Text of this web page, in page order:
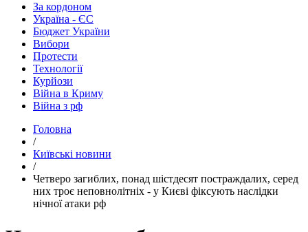
За кордоном
Україна - ЄС
Бюджет України
Вибори
Протести
Технології
Курйози
Війна в Криму
Війна з рф
Головна
/
Київські новини
/
​Четверо загиблих, понад шістдесят постраждалих, серед
них троє неповнолітніх - у Києві фіксують наслідки
нічної атаки рф